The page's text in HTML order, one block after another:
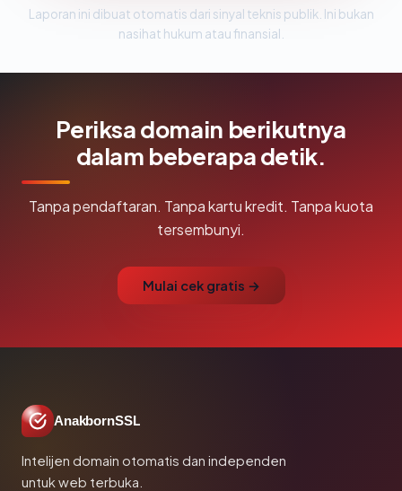
Laporan ini dibuat otomatis dari sinyal teknis publik. Ini bukan
nasihat hukum atau finansial.
Periksa domain berikutnya
dalam beberapa detik.
Tanpa pendaftaran. Tanpa kartu kredit. Tanpa kuota
tersembunyi.
Mulai cek gratis →
AnakbornSSL
Intelijen domain otomatis dan independen
untuk web terbuka.